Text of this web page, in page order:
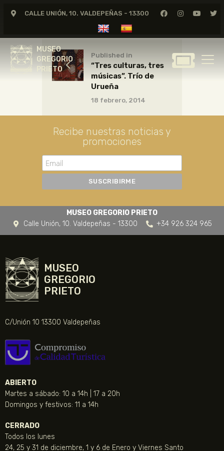
CALLE UNIÓN, 10. VALDEPEÑAS - 13300
MUSEO
GREGORIO
PRIETO
MUSEO
GREGORIO
GREGORIO PRIETO
ARCHIVO
CERTAMEN DE DIBUJO
FUNDACIÓN
TIENDA
NOTICIAS
Published in
“Tres culturas, tres
músicas”. Trío de
Urueña
18 febrero, 2014
Recibe nuestras noticias y
promociones
MUSEO GREGORIO PRIETO
Calle Unión, 10. Valdepeñas - 13300
+34 926 324 965
MUSEO
GREGORIO
PRIETO
C/Unión 10 13300 Valdepeñas
ABIERTO
Martes a sábado: 10 a 14h | 17 a 20h
Domingos y festivos: 11 a 14h
CERRADO
Todos los lunes
24, 25 y 31 de diciembre, 1 y 6 de Enero y Viernes Santo